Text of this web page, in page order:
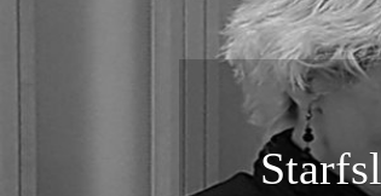
Starfslýsing